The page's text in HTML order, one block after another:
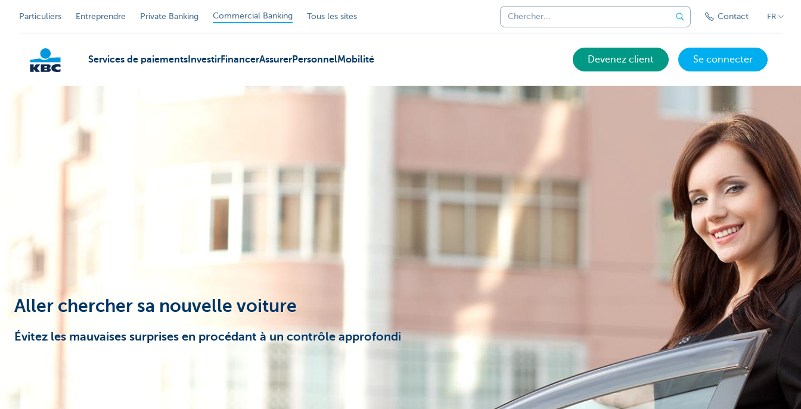
Particuliers Entreprendre Private Banking Commercial Banking Tous les sites Contact FR
Services de paiements InvestirFinancerAssurerPersonnelMobilité Devenez client Se connecter
Aller chercher sa nouvelle voiture
Évitez les mauvaises surprises en procédant à un contrôle approfondi